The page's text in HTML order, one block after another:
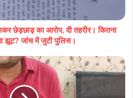
छेड़छाड़ का आरोप, दी तहरीर। कितना
झूट? जांच में जुटी पुलिस।